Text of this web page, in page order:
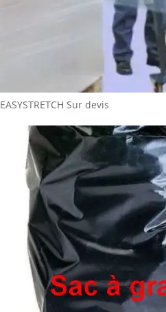
EASYSTRETCH Sur devis